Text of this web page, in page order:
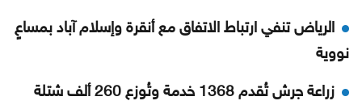
الرياض تنفي ارتباط الاتفاق مع أنقرة وإسلام آباد بمساعٍ
نووية
زراعة جرش تُقدم 1368 خدمة وتُوزع 260 ألف شتلة